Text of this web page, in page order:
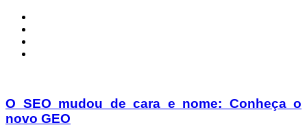
O SEO mudou de cara e nome: Conheça o
novo GEO